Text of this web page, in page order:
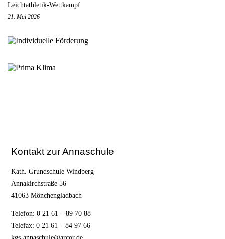
Leichtathletik-Wettkampf
21. Mai 2026
Kontakt zur Annaschule
Kath. Grundschule Windberg
Annakirchstraße 56
41063 Mönchengladbach
Telefon: 0 21 61 – 89 70 88
Telefax: 0 21 61 – 84 97 66